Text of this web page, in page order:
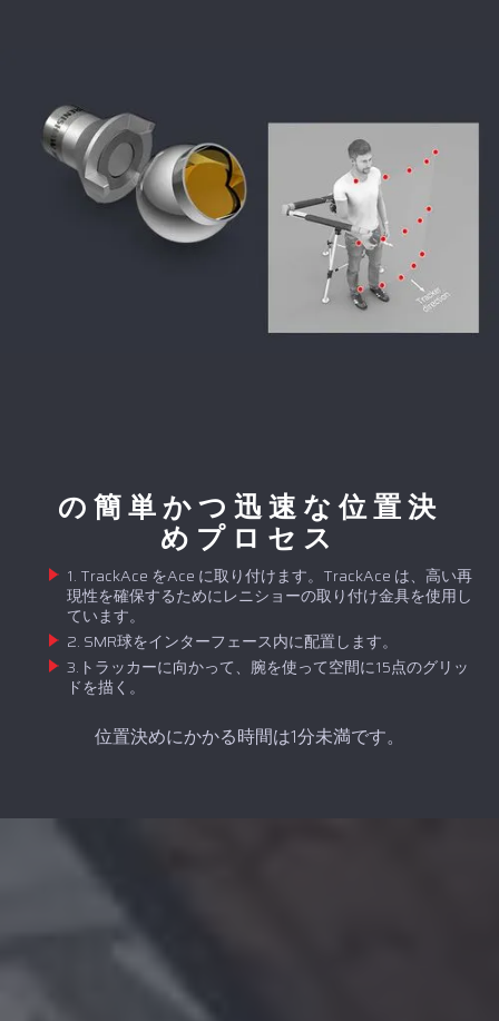
の簡単かつ迅速な位置決
めプロセス
1. TrackAce をAce に取り付けます。TrackAce は、高い再
現性を確保するためにレニショーの取り付け金具を使用し
ています。
2. SMR球をインターフェース内に配置します。
3.トラッカーに向かって、腕を使って空間に15点のグリッ
ドを描く。
位置決めにかかる時間は1分未満です。